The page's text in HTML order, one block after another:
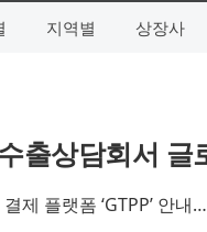
지역별 상장사
출상담회서
제 플랫폼 ‘GTPP’ 안